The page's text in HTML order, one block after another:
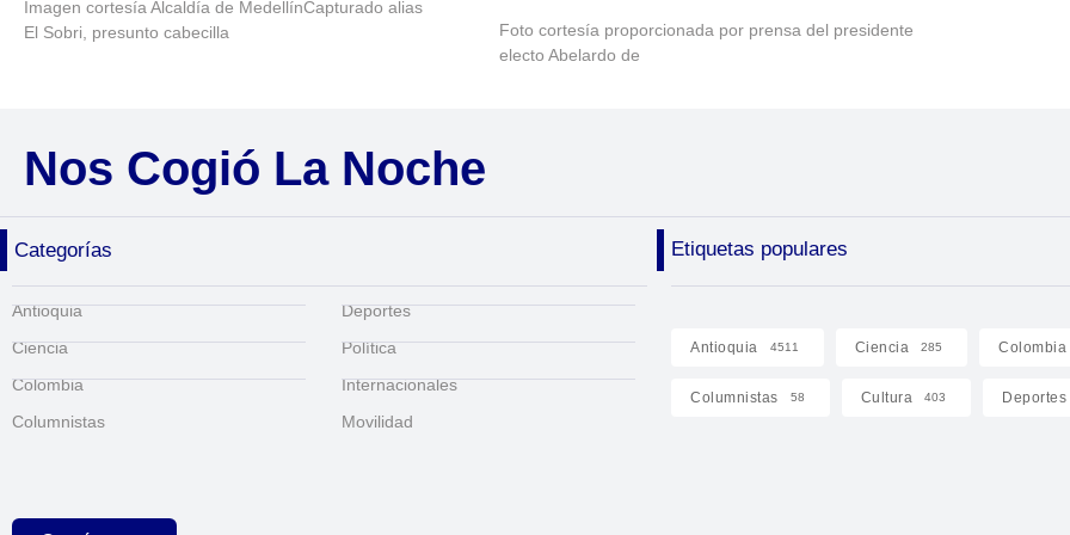
Imagen cortesía Alcaldía de MedellínCapturado alias
El Sobri, presunto cabecilla
Foto cortesía proporcionada por prensa del presidente
electo Abelardo de
Nos Cogió La Noche
Categorías Etiquetas populares
Antioquia
Ciencia
Colombia
Columnistas
Deportes
Política
Internacionales
Movilidad
Antioquia 4511 Ciencia 285 Colombia
Columnistas 58 Cultura 403 Deportes